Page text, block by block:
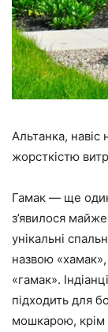
Альтанка, навіс
жорсткістю
Гамак — ще один
з’явилося
унікальні
назвою
«гамак».
підходить для
мошкарою, крім